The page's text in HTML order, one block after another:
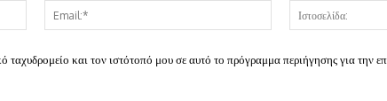
Όνομα:*
Email:*
ταχυδρομείο και τον ιστότοπό μου σε αυτό το πρόγραμμα περιήγησης για την